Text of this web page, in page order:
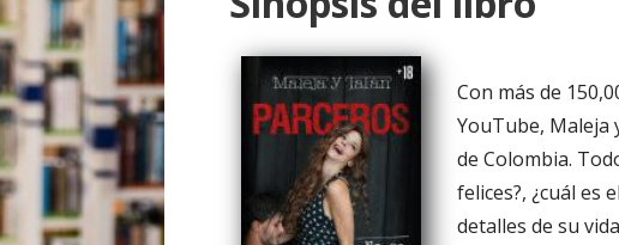
o
Con más de
YouTube, Maleja
de Colombia.
felices?, ¿cuál es
detalles de su